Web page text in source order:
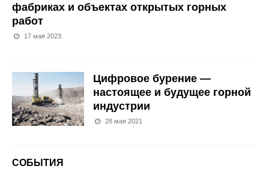
фабриках и объектах открытых горных
работ
17 мая 2023
Цифровое бурение —
настоящее и будущее горной
индустрии
28 мая 2021
СОБЫТИЯ